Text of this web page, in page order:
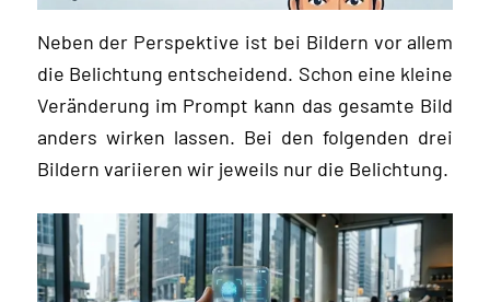
Neben der Perspektive ist bei Bildern vor allem
die Belichtung entscheidend. Schon eine kleine
Veränderung im Prompt kann das gesamte Bild
anders wirken lassen. Bei den folgenden drei
Bildern variieren wir jeweils nur die Belichtung.